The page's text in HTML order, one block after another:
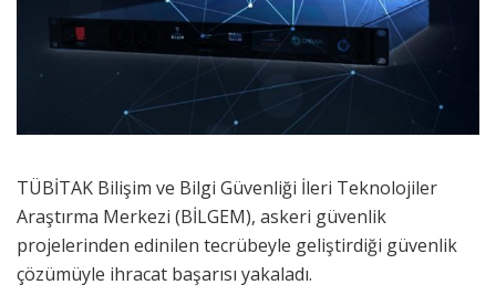
TÜBİTAK Bilişim ve Bilgi Güvenliği İleri Teknolojiler
Araştırma Merkezi (BİLGEM), askeri güvenlik
projelerinden edinilen tecrübeyle geliştirdiği güvenlik
çözümüyle ihracat başarısı yakaladı.